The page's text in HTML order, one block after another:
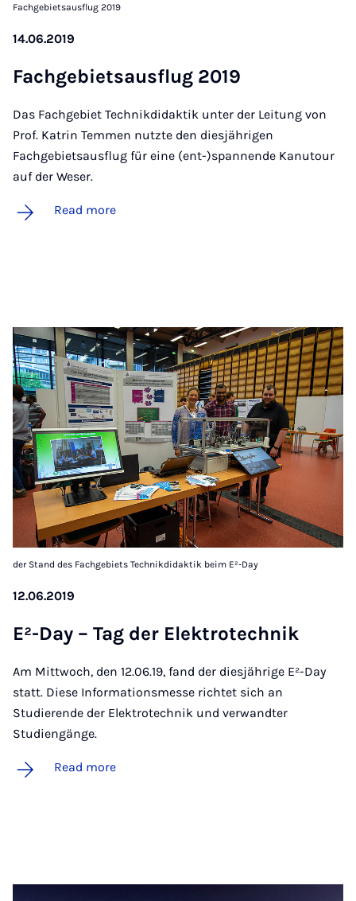
Fachgebietsausflug 2019
14.06.2019
Fachge­bi­et­saus­flug 2019
Das Fachgebiet Technikdidaktik unter der Leitung von
Prof. Katrin Temmen nutzte den diesjährigen
Fachgebietsausflug für eine (ent-)spannende Kanutour
auf der Weser.
Read more
der Stand des Fachgebiets Technikdidaktik beim E²-Day
12.06.2019
E²-Day – Tag der Elektro­tech­nik
Am Mittwoch, den 12.06.19, fand der diesjährige E²-Day
statt. Diese Informationsmesse richtet sich an
Studierende der Elektrotechnik und verwandter
Studiengänge.
Read more